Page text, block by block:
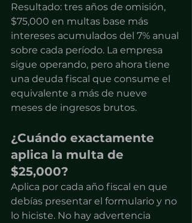
Resultado: tres años de omisión,
$75,000 en multas base más
intereses acumulados del 7% anual
sobre cada período. La empresa
sigue operando, pero ahora tiene
una deuda fiscal que consume el
equivalente a más de nueve
meses de ingresos brutos.
¿Cuándo exactamente
aplica la multa de
$25,000?
Aplica por cada año fiscal en que
debías presentar el formulario y no
lo hiciste. No hay advertencia